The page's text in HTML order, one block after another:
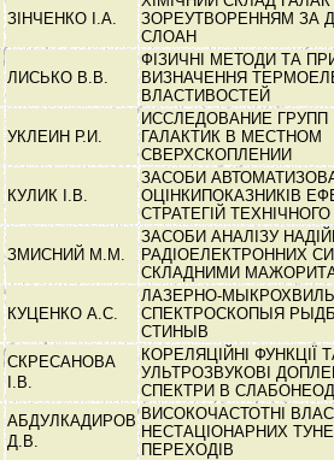
ЗІНЧЕНКО І.А.
ЗОРЕУТВОРЕННЯМ ЗА
СЛОАН
ЛИСЬКО В.В.
ФІЗИЧНІ МЕТОДИ ТА
ВИЗНАЧЕННЯ
ВЛАСТИВОСТЕЙ
УКЛЕИН Р.И.
ИССЛЕДОВАНИЕ
ГАЛАКТИК В МЕСТНОМ
СВЕРХСКОПЛЕНИИ
КУЛИК І.В.
ЗАСОБИ
ОЦІНКИПОКАЗНИКІВ
СТРАТЕГІЙ
ЗМИСНИЙ М.М.
ЗАСОБИ АНАЛІЗУ
РАДІОЕЛЕКТРОННИХ
СКЛАДНИМИ
КУЦЕНКО А.С.
ЛАЗЕРНО-
СПЕКТРОСКОПЫЯ
СТИНЫВ
СКРЕСАНОВА
І.В.
КОРЕЛЯЦІЙНІ ФУНКЦІЇ
УЛЬТРОЗВУКОВІ
СПЕКТРИ В
АБДУЛКАДИРОВ
Д.В.
ВИСОКОЧАСТОТНІ
НЕСТАЦІОНАРНИХ
ПЕРЕХОДІВ